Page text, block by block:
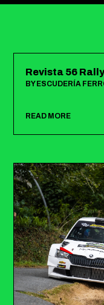
Revista 56
BY ESCUDERÍA
READ MORE